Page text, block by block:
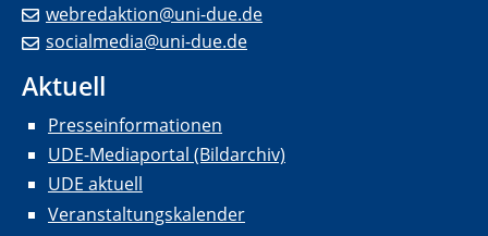
webredaktion@uni-due.de
socialmedia@uni-due.de
Aktuell
Presseinformationen
UDE-Mediaportal (Bildarchiv)
UDE aktuell
Veranstaltungskalender